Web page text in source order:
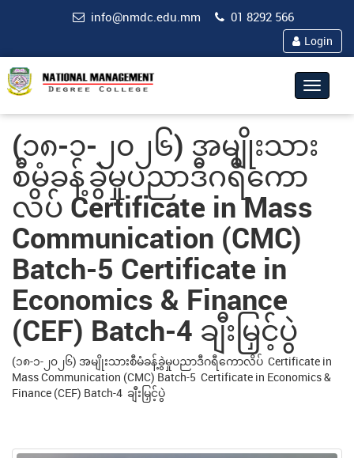
info@nmdc.edu.mm 01 8292 566
Login
Toggle
(၁၈-၁-၂၀၂၆) အမျိုးသား
စီမံခန့်ခွဲမှုပညာဒီဂရီကော
လိပ် Certificate in Mass
Communication (CMC)
Batch-5 Certificate in
Economics & Finance
(CEF) Batch-4 ချီးမြှင့်ပွဲ
(၁၈-၁-၂၀၂၆) အမျိုးသားစီမံခန့်ခွဲမှုပညာဒီဂရီကောလိပ် Certificate in
Mass Communication (CMC) Batch-5 Certificate in Economics &
Finance (CEF) Batch-4 ချီးမြှင့်ပွဲ